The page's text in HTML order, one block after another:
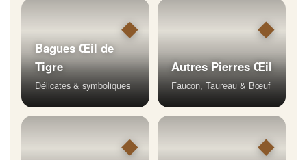
◆
Bagues Œil de
Tigre
Délicates & symboliques
◆
Autres Pierres Œil
Faucon, Taureau & Bœuf
◆ ◆